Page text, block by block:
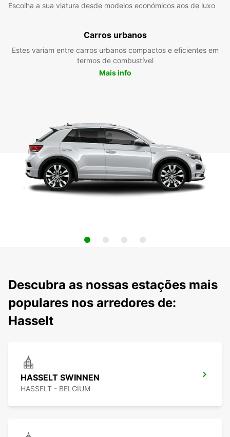
Escolha a sua viatura desde modelos económicos aos de luxo
Carros urbanos
Estes variam entre carros urbanos compactos e eficientes em
termos de combustível
Mais info
Descubra as nossas estações mais
populares nos arredores de:
Hasselt
HASSELT SWINNEN
HASSELT - BELGIUM